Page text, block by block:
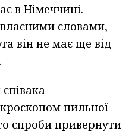
в Німеччині.
словами,
він не має ще від
пильної
спроби привернути